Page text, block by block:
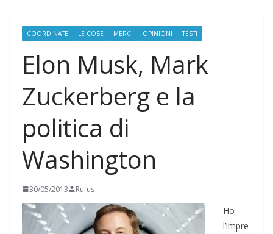
COORDINATE LE COSE MERCI OPINIONI TESTI
Elon Musk, Mark
Zuckerberg e la
politica di
Washington
30/05/2013 Rufus
Ho
l’impre